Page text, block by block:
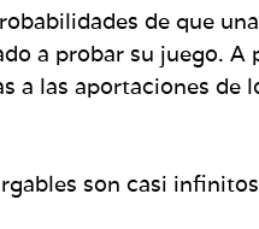
de que
a probar su juego. A
a las aportaciones de
son casi